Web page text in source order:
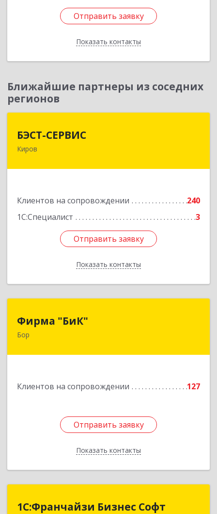
Отправить заявку
Показать контакты
Отправить заявку
Назад
Ближайшие партнеры из соседних
регионов
БЭСТ-СЕРВИС
Киров
Клиентов на сопровождении
240
1С:Специалист
3
Отправить заявку
Показать контакты
Отправить заявку
Назад
Фирма "БиК"
Бор
Клиентов на сопровождении 127
Отправить заявку
Показать контакты
606440, Нижегородская обл, Бор г, Советская
Отправить заявку
Назад
1С:Франчайзи Бизнес Софт
1С:Франчайзи Бизнес Софт